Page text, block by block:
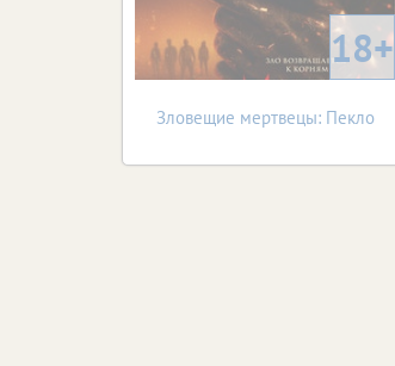
18+
Зловещие мертвецы: Пекло